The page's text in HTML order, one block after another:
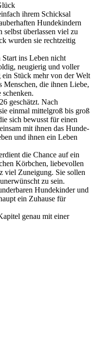
ihrem Schicksal
Hundekindern
selbst überlassen viel zu
wurden sie rechtzeitig
Start ins Leben nicht
neugierig und voller
ein Stück mehr von der Welt
Menschen, die ihnen Liebe,
schenken.
geschätzt. Nach
einmal mittelgroß bis groß
sich bewusst für einen
mit ihnen das Hunde-
und ihnen ein Leben
die Chance auf ein
Körbchen, liebevollen
viel Zuneigung. Sie sollen
zu sein.
Hundekinder und
ein Zuhause für
genau mit einer